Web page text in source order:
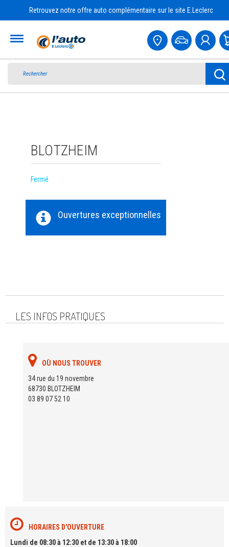
Retrouvez notre offre auto complémentaire sur le site E.Leclerc
BLOTZHEIM
Fermé
Ouvertures exceptionnelles
LES INFOS PRATIQUES
OÙ NOUS TROUVER
34 rue du 19 novembre
68730 BLOTZHEIM
03 89 07 52 10
HORAIRES D'OUVERTURE
Lundi de 08:30 à 12:30 et de 13:30 à 18:00